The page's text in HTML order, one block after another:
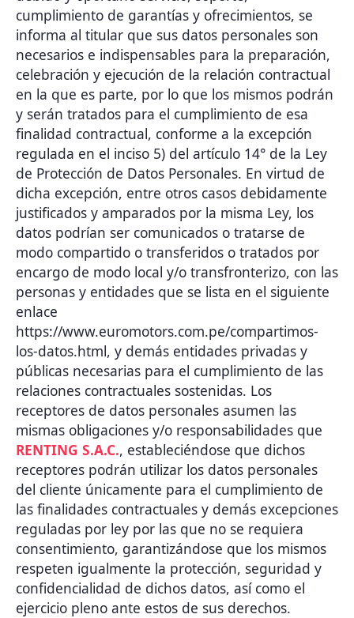
cumplimiento de garantías y ofrecimientos, se
informa al titular que sus datos personales son
necesarios e indispensables para la preparación,
celebración y ejecución de la relación contractual
en la que es parte, por lo que los mismos podrán
y serán tratados para el cumplimiento de esa
finalidad contractual, conforme a la excepción
regulada en el inciso 5) del artículo 14° de la Ley
de Protección de Datos Personales. En virtud de
dicha excepción, entre otros casos debidamente
justificados y amparados por la misma Ley, los
datos podrían ser comunicados o tratarse de
modo compartido o transferidos o tratados por
encargo de modo local y/o transfronterizo, con las
personas y entidades que se lista en el siguiente
enlace
https://www.euromotors.com.pe/compartimos-
los-datos.html, y demás entidades privadas y
públicas necesarias para el cumplimiento de las
relaciones contractuales sostenidas. Los
receptores de datos personales asumen las
mismas obligaciones y/o responsabilidades que
RENTING S.A.C., estableciéndose que dichos
receptores podrán utilizar los datos personales
del cliente únicamente para el cumplimiento de
las finalidades contractuales y demás excepciones
reguladas por ley por las que no se requiera
consentimiento, garantizándose que los mismos
respeten igualmente la protección, seguridad y
confidencialidad de dichos datos, así como el
ejercicio pleno ante estos de sus derechos.